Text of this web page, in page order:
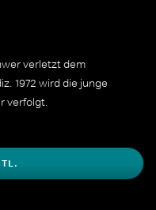
verletzt dem
1972 wird die junge
verfolgt.